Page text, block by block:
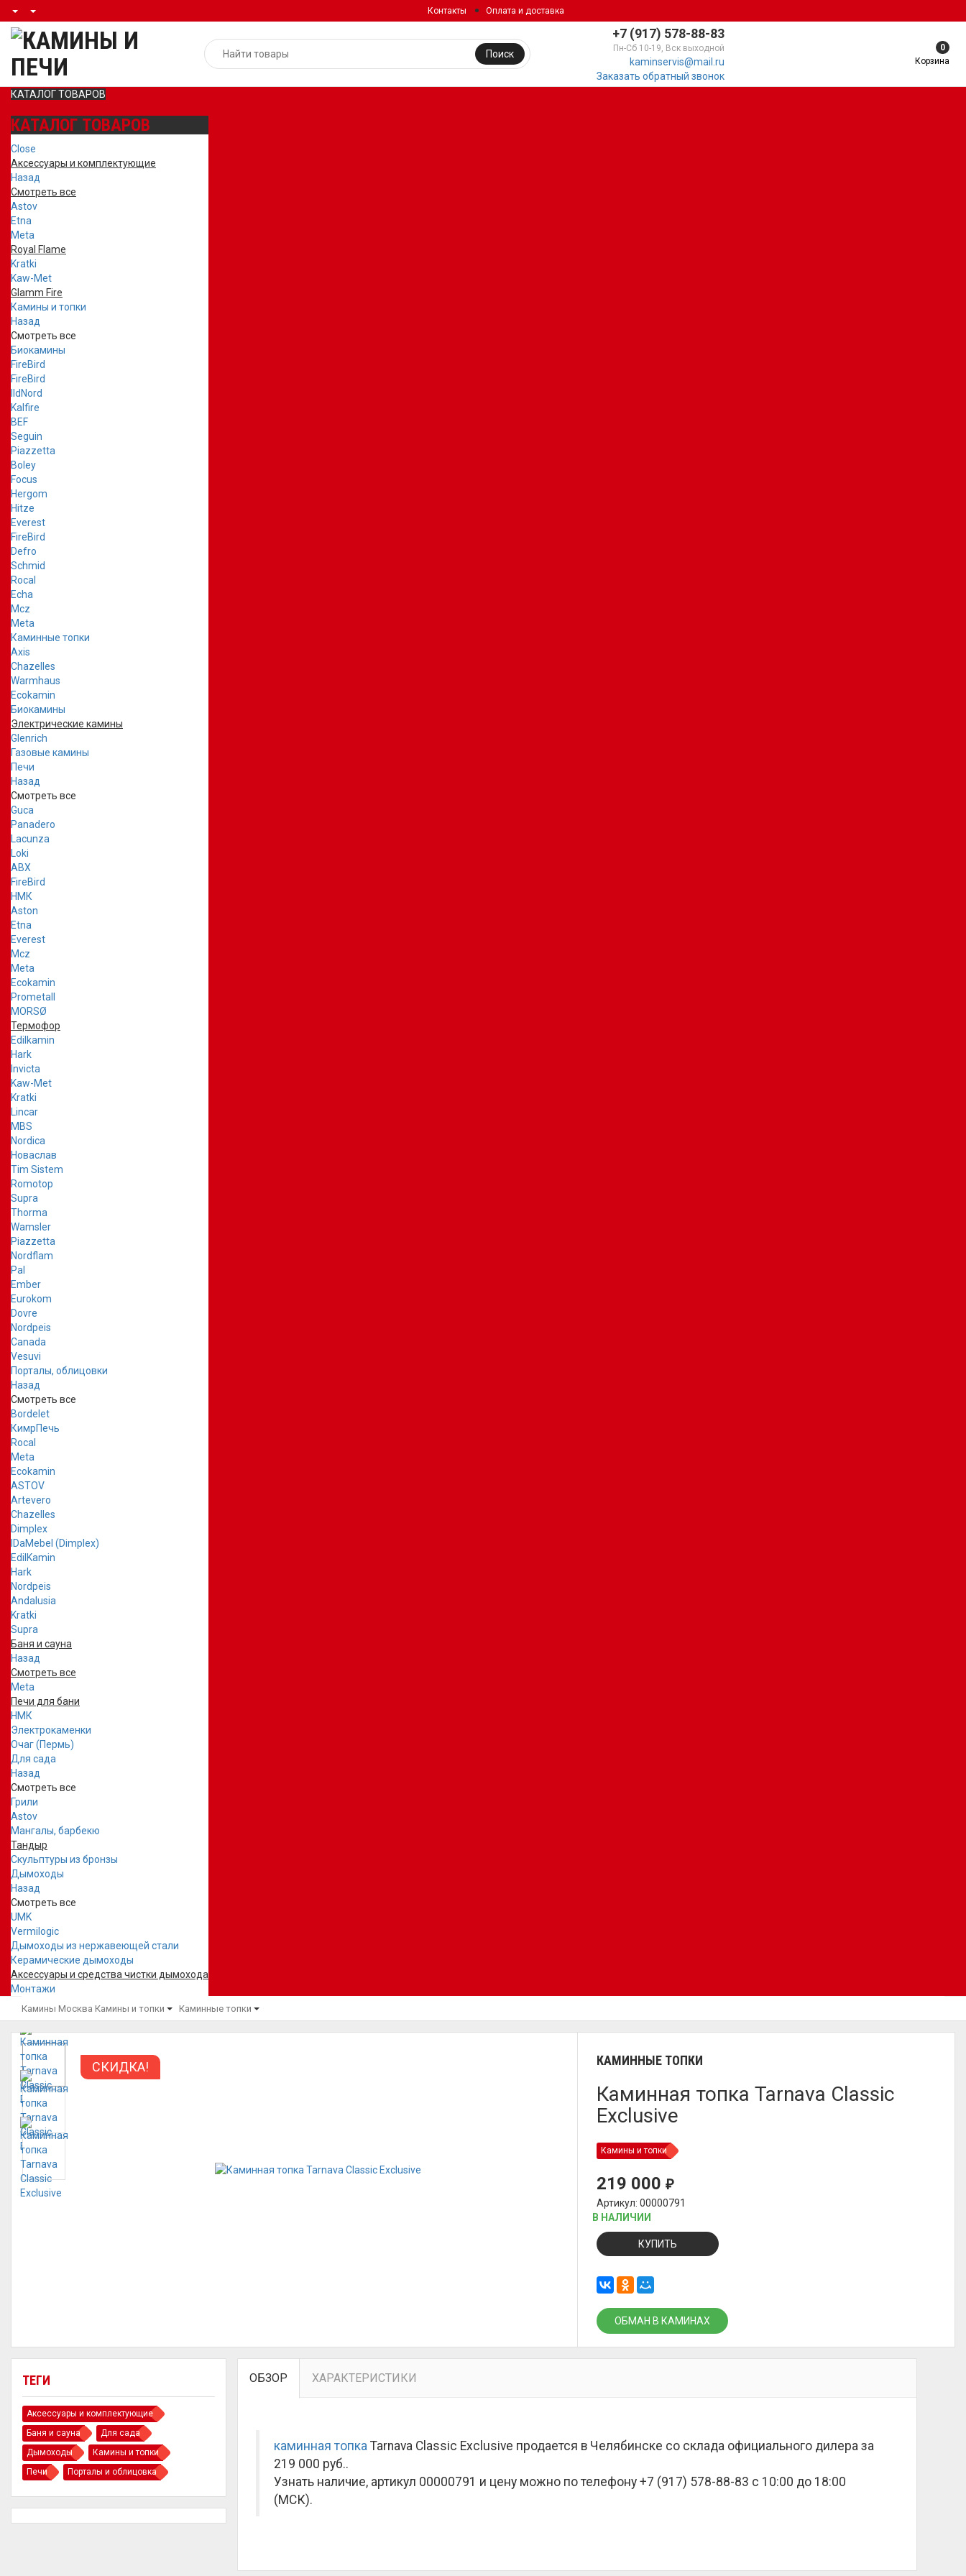
Контакты Оплата и доставка
+7 (917) 578-88-83
Пн-Сб 10-19, Вск выходной
kaminservis@mail.ru
Заказать обратный звонок
Поиск
0
Корзина
КАТАЛОГ ТОВАРОВ
КАТАЛОГ ТОВАРОВ
Close
Аксессуары и комплектующие
Назад
Смотреть все
Astov
Etna
Meta
Royal Flame
Kratki
Kaw-Met
Glamm Fire
Камины и топки
Назад
Смотреть все
Биокамины
FireBird
FireBird
IldNord
Kalfire
BEF
Seguin
Piazzetta
Boley
Focus
Hergom
Hitze
Everest
FireBird
Defro
Schmid
Rocal
Echa
Mcz
Meta
Каминные топки
Axis
Chazelles
Warmhaus
Ecokamin
Биокамины
Электрические камины
Glenrich
Газовые камины
Печи
Назад
Смотреть все
Guca
Panadero
Lacunza
Loki
ABX
FireBird
НМК
Aston
Etna
Everest
Mcz
Meta
Ecokamin
Prometall
MORSØ
Термофор
Edilkamin
Hark
Invicta
Kaw-Met
Kratki
Lincar
MBS
Nordica
Новаслав
Tim Sistem
Romotop
Supra
Thorma
Wamsler
Piazzetta
Nordflam
Pal
Ember
Eurokom
Dovre
Nordpeis
Canada
Vesuvi
Порталы, облицовки
Назад
Смотреть все
Bordelet
КимрПечь
Rocal
Meta
Ecokamin
ASTOV
Artevero
Chazelles
Dimplex
IDaMebel (Dimplex)
EdilKamin
Hark
Nordpeis
Andalusia
Kratki
Supra
Баня и сауна
Назад
Смотреть все
Meta
Печи для бани
НМК
Электрокаменки
Очаг (Пермь)
Для сада
Назад
Смотреть все
Грили
Astov
Мангалы, барбекю
Тандыр
Скульптуры из бронзы
Дымоходы
Назад
Смотреть все
UMK
Vermilogic
Дымоходы из нержавеющей стали
Керамические дымоходы
Аксессуары и средства чистки дымохода
Монтажи
Камины Москва Камины и топки Каминные топки
СКИДКА! КАМИННЫЕ ТОПКИ
Каминная топка Tarnava Classic
Exclusive
Камины и топки
219 000₽
Артикул: 00000791
В НАЛИЧИИ
КУПИТЬ
ОБМАН В КАМИНАХ
ТЕГИ
Аксессуары и комплектующие
Баня и сауна
Для сада
Дымоходы
Камины и топки
Печи
Порталы и облицовка
ОБЗОР ХАРАКТЕРИСТИКИ
каминная топка Tarnava Classic Exclusive продается в Челябинске со склада официального дилера за
219 000 руб..
Узнать наличие, артикул 00000791 и цену можно по телефону +7 (917) 578-88-83 с 10:00 до 18:00
(МСК).